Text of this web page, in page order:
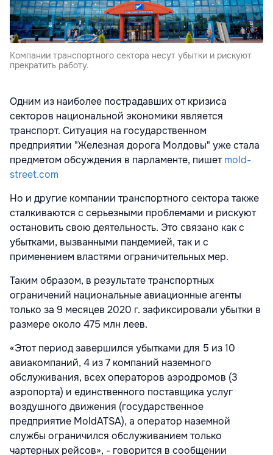
Компании транспортного сектора несут убытки и рискуют
прекратить работу.
Одним из наиболее пострадавших от кризиса
секторов национальной экономики является
транспорт. Ситуация на государственном
предприятии "Железная дорога Молдовы" уже стала
предметом обсуждения в парламенте, пишетmold-
street.com
Но и другие компании транспортного сектора также
сталкиваются с серьезными проблемами и рискуют
остановить свою деятельность. Это связано как с
убытками, вызванными пандемией, так и с
применением властями ограничительных мер.
Таким образом, в результате транспортных
ограничений национальные авиационные агенты
только за 9 месяцев 2020 г. зафиксировали убытки в
размере около 475 млн леев.
«Этот период завершился убытками для 5 из 10
авиакомпаний, 4 из 7 компаний наземного
обслуживания, всех операторов аэродромов (3
аэропорта) и единственного поставщика услуг
воздушного движения (государственное
предприятие MoldATSA), а оператор наземной
службы ограничился обслуживанием только
чартерных рейсов», - говорится в сообщении